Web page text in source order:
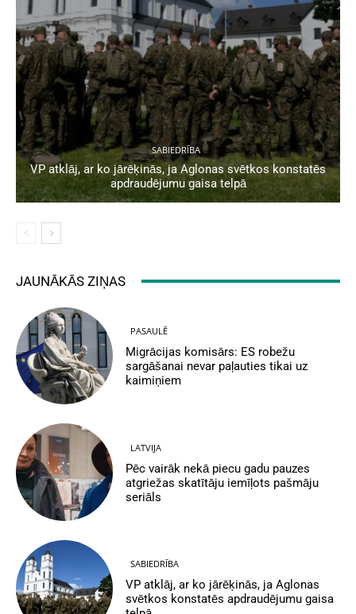
SABIEDRĪBA
VP atklāj, ar ko jārēķinās, ja Aglonas svētkos konstatēs
apdraudējumu gaisa telpā
JAUNĀKĀS ZIŅAS
PASAULĒ
Migrācijas komisārs: ES robežu
sargāšanai nevar paļauties tikai uz
kaimiņiem
LATVIJA
Pēc vairāk nekā piecu gadu pauzes
atgriežas skatītāju iemīļots pašmāju
seriāls
SABIEDRĪBA
VP atklāj, ar ko jārēķinās, ja Aglonas
svētkos konstatēs apdraudējumu gaisa